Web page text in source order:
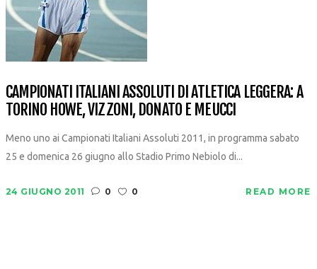
CAMPIONATI ITALIANI ASSOLUTI DI ATLETICA LEGGERA: A
TORINO HOWE, VIZZONI, DONATO E MEUCCI
Meno uno ai Campionati Italiani Assoluti 2011, in programma sabato
25 e domenica 26 giugno allo Stadio Primo Nebiolo di...
24 GIUGNO 2011 0 0 READ MORE